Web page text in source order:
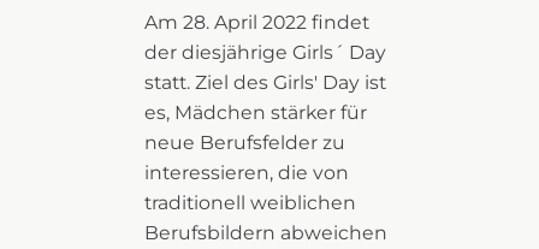
Am 28. April 2022 findet
der diesjährige Girls´ Day
statt. Ziel des Girls' Day ist
es, Mädchen stärker für
neue Berufsfelder zu
interessieren, die von
traditionell weiblichen
Berufsbildern abweichen